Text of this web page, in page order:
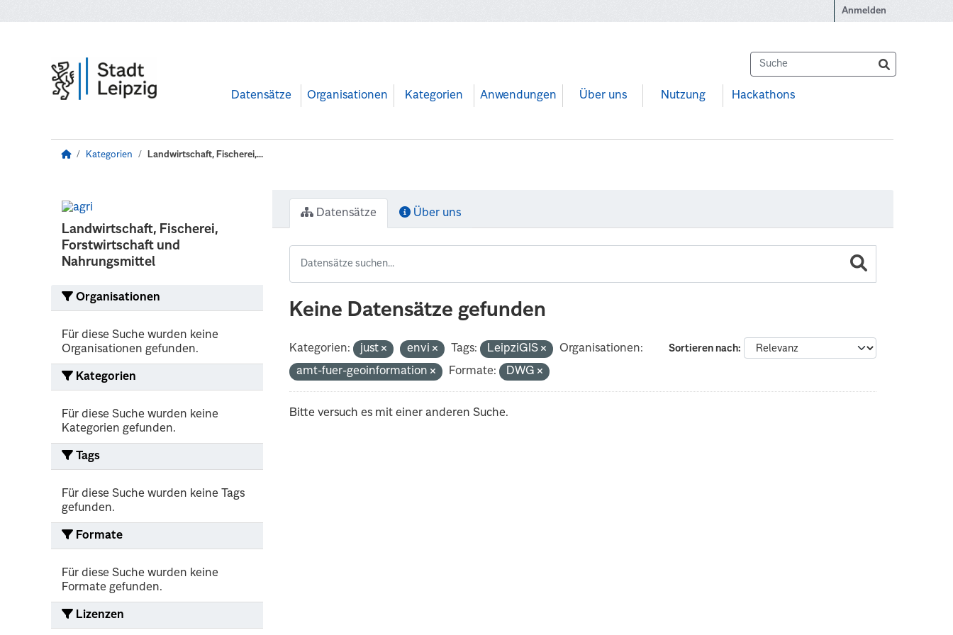
Anmelden
Datensätze Organisationen Kategorien Anwendungen Über uns Nutzung Hackathons
Kategorien Landwirtschaft, Fischerei,...
Landwirtschaft, Fischerei,
Forstwirtschaft und
Nahrungsmittel
Organisationen
Für diese Suche wurden keine
Organisationen gefunden.
Kategorien
Für diese Suche wurden keine
Kategorien gefunden.
Tags
Für diese Suche wurden keine Tags
gefunden.
Formate
Für diese Suche wurden keine
Formate gefunden.
Lizenzen
Datensätze Über uns
Keine Datensätze gefunden
Sortieren nach
Kategorien: just envi Tags: LeipziGIS
Organisationen:
amt-fuer-geoinformation
Formate: DWG
Bitte versuch es mit einer anderen Suche.